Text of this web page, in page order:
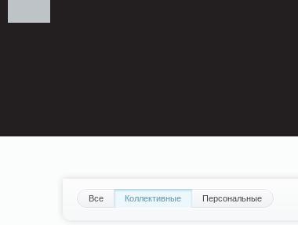
Все Коллективные Персональные